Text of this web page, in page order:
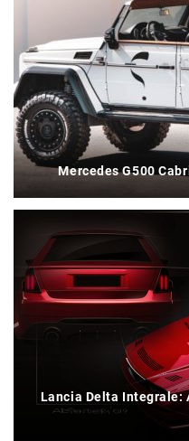
Mercedes G500
Lancia Delta Integrale: